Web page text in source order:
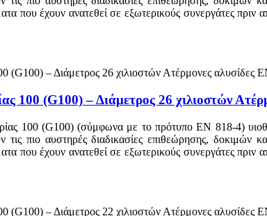
που έχουν ανατεθεί σε εξωτερικούς συνεργάτες
100 (G100) – Διάμετρος 26 χιλιοστών
100 (G100) (σύμφωνα με το πρότυπο EN 818-4)
τις πιο αυστηρές διαδικασίες επιθεώρησης, δοκιμών
που έχουν ανατεθεί σε εξωτερικούς συνεργάτες